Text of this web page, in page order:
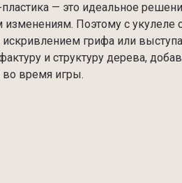
— это идеальное
Поэтому с укулеле
искривлением грифа или
и структуру дерева,
время игры.